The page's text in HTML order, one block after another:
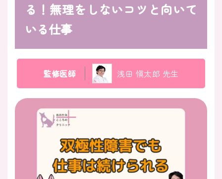
クリニック
医師紹介
採用情報
即日
る！無理をしないコツと向いて
いる仕事
監修医師 浅田 愼太郎 先生